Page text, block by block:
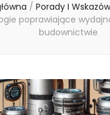
/ Porady I
poprawiające
budownictwie